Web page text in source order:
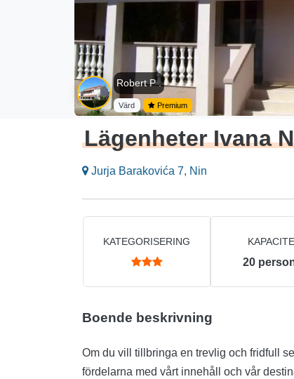
Robert P .
Värd Premium
Lägenheter Ivana
Jurja Barakovića 7, Nin
KATEGORISERING
20
Boende beskrivning
Om du vill tillbringa en trevlig och fridfull
fördelarna med vårt innehåll och vår